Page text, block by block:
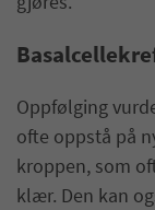
Oppfølging
ofte oppstå på
kroppen, som
klær. Den kan